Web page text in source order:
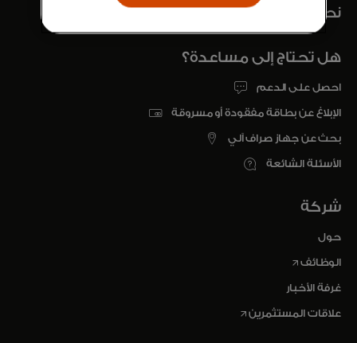
نحن دائمًا هنا عندما تحتاج إلينا
هل تحتاج إلى مساعدة؟
احصل على الدعم
الإبلاغ عن بطاقة مفقودة أو مسروقة
بحث عن جهاز صراف آلي
الأسئلة الشائعة
شركة
حول
الوظائفopens in a new tab
غرفة الأخبار
علاقات المستثمرينopens in a new tab